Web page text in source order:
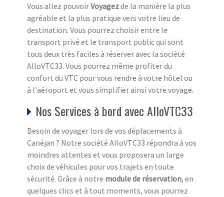
Vous allez pouvoirVoyagezde la manière la plus
agréable et la plus pratique vers votre lieu de
destination. Vous pourrez choisir entre le
transport privé et le transport public qui sont
tous deux très faciles à réserver avec la société
AlloVTC33. Vous pourrez même profiter du
confort du VTC pour vous rendre à votre hôtel ou
à l'aéroport et vous simplifier ainsi votre voyage.
Nos Services à bord avec AlloVTC33
Besoin de voyager lors de vos déplacements à
Canéjan ? Notre société AlloVTC33 répondra à vos
moindres attentes et vous proposera un large
choix de véhicules pour vos trajets en toute
sécurité. Grâce à notre module de réservation, en
quelques clics et à tout moments, vous pourrez